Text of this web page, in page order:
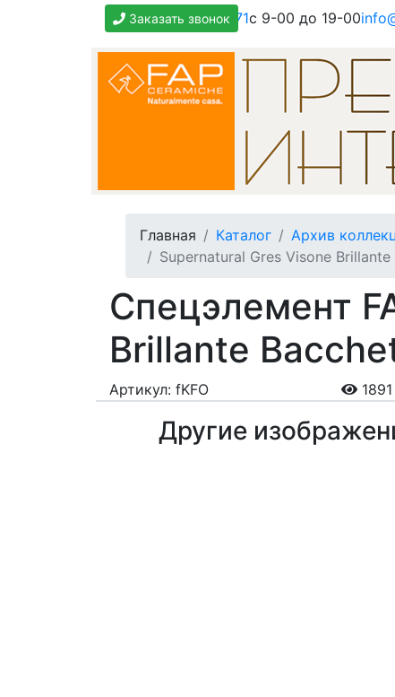
+7(800)500-1271с 9-00 до 19-00
Заказать звонок
Главная Каталог Архив
Supernatural Gres Visone
Спецэлемент
Brillante
Артикул: fKFO
Другие